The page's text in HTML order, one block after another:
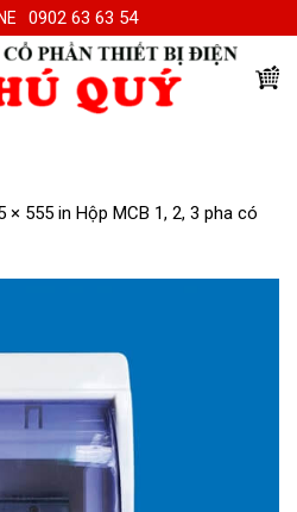
0902 63 63 54
× 555 in Hộp MCB 1, 2, 3 pha có